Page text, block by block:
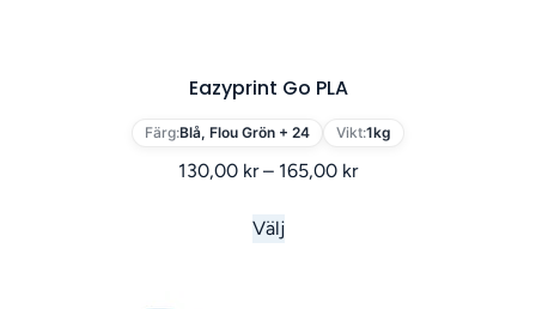
Eazyprint Go PLA
Färg:Blå, Flou Grön + 24 Vikt:1kg
130,00 kr – 165,00 kr
Välj